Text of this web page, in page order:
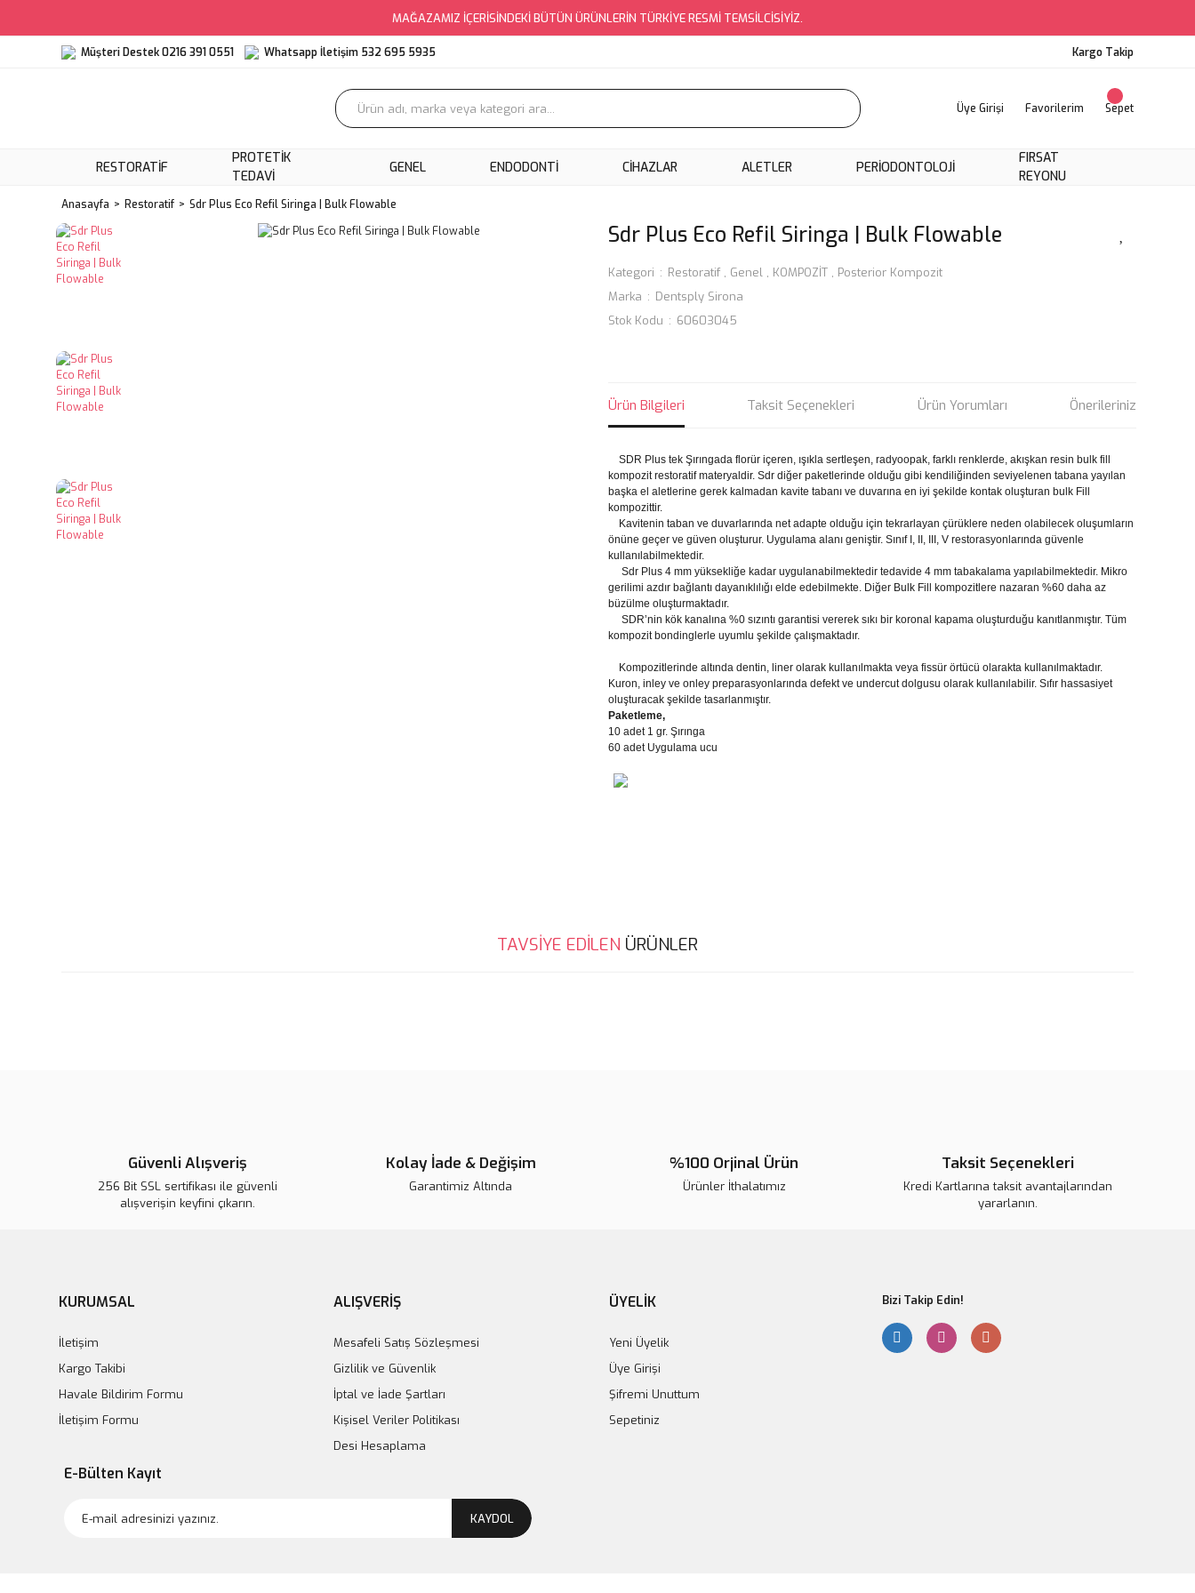
MAĞAZAMIZ İÇERİSİNDEKİ BÜTÜN ÜRÜNLERİN TÜRKİYE RESMİ TEMSİLCİSİYİZ.
Müşteri Destek 0216 391 0551 Whatsapp İletişim 532 695 5935 Kargo Takip
Üye Girişi Favorilerim Sepet
RESTORATIF
PROTETIK
TEDAVI
GENEL ENDODONTI CIHAZLAR ALETLER PERIODONTOLOJI
FIRSAT
REYONU
Anasayfa Restoratif Sdr Plus Eco Refil Siringa | Bulk Flowable
Sdr Plus Eco Refil Siringa | Bulk Flowable
Kategori Restoratif , Genel , KOMPOZİT , Posterior Kompozit
Marka
Dentsply Sirona
Stok Kodu
60603045
Ürün Bilgileri Taksit Seçenekleri Ürün Yorumları Önerileriniz
SDR Plus tek Şırıngada florür içeren, ışıkla sertleşen, radyoopak, farklı renklerde, akışkan resin bulk fill
kompozit restoratif materyaldir. Sdr diğer paketlerinde olduğu gibi kendiliğinden seviyelenen tabana yayılan
başka el aletlerine gerek kalmadan kavite tabanı ve duvarına en iyi şekilde kontak oluşturan bulk Fill
kompozittir.
Kavitenin taban ve duvarlarında net adapte olduğu için tekrarlayan çürüklere neden olabilecek oluşumların
önüne geçer ve güven oluşturur. Uygulama alanı geniştir. Sınıf I, II, III, V restorasyonlarında güvenle
kullanılabilmektedir.
Sdr Plus 4 mm yüksekliğe kadar uygulanabilmektedir tedavide 4 mm tabakalama yapılabilmektedir. Mikro
gerilimi azdır bağlantı dayanıklılığı elde edebilmekte. Diğer Bulk Fill kompozitlere nazaran %60 daha az
büzülme oluşturmaktadır.
SDR’nin kök kanalına %0 sızıntı garantisi vererek sıkı bir koronal kapama oluşturduğu kanıtlanmıştır. Tüm
kompozit bondinglerle uyumlu şekilde çalışmaktadır.
Kompozitlerinde altında dentin, liner olarak kullanılmakta veya fissür örtücü olarakta kullanılmaktadır.
Kuron, inley ve onley preparasyonlarında defekt ve undercut dolgusu olarak kullanılabilir. Sıfır hassasiyet
oluşturacak şekilde tasarlanmıştır.
Paketleme,
10 adet 1 gr. Şırınga
60 adet Uygulama ucu
Ürün resmi kalitesiz, bozuk veya görüntülenemiyor.
TAVSİYE EDİLEN ÜRÜNLER
Güvenli Alışveriş
256 Bit SSL sertifikası ile güvenli
alışverişin keyfini çıkarın.
Kolay İade & Değişim
Garantimiz Altında
%100 Orjinal Ürün
Ürünler İthalatımız
Taksit Seçenekleri
Kredi Kartlarına taksit avantajlarından
yararlanın.
KURUMSAL
İletişim
Kargo Takibi
Havale Bildirim Formu
İletişim Formu
ALIŞVERİŞ
Mesafeli Satış Sözleşmesi
Gizlilik ve Güvenlik
İptal ve İade Şartları
Kişisel Veriler Politikası
Desi Hesaplama
ÜYELİK
Yeni Üyelik
Üye Girişi
Şifremi Unuttum
Sepetiniz
Bizi Takip Edin!
E-Bülten Kayıt
KAYDOL